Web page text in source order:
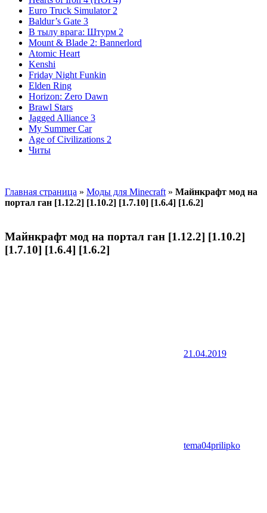
Euro Truck Simulator 2
Baldur’s Gate 3
В тылу врага: Штурм 2
Mount & Blade 2: Bannerlord
Atomic Heart
Kenshi
Friday Night Funkin
Elden Ring
Horizon: Zero Dawn
Brawl Stars
Jagged Alliance 3
My Summer Car
Age of Civilizations 2
Читы
Главная страница » Моды для Minecraft » Майнкрафт мод на
портал ган [1.12.2] [1.10.2] [1.7.10] [1.6.4] [1.6.2]
Майнкрафт мод на портал ган [1.12.2] [1.10.2]
[1.7.10] [1.6.4] [1.6.2]
21.04.2019
tema04prilipko